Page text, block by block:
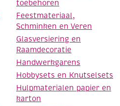
toebehoren
Feestmateriaal,
Schminken en Veren
Glasversiering en
Raamdecoratie
Handwerkgarens
Hobbysets en Knutselsets
Hulpmaterialen papier en
karton